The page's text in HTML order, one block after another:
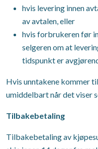
hvis levering innen
av avtalen, eller
hvis forbrukeren før
selgeren om at
tidspunkt er
Hvis unntakene kommer
umiddelbart når det viser
Tilbakebetaling
Tilbakebetaling av